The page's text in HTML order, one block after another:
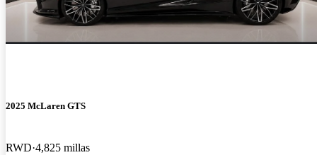
2025 McLaren GTS
RWD 4,825 millas